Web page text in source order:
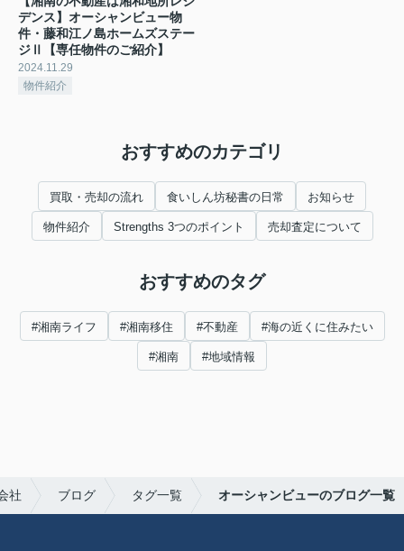
デンス】オーシャンビュー物
件・藤和江ノ島ホームズステー
ジⅡ【専任物件のご紹介】
2024.11.29
物件紹介
おすすめのカテゴリ
買取・売却の流れ 食いしん坊秘書の日常 お知らせ
物件紹介 Strengths 3つのポイント 売却査定について
おすすめのタグ
#湘南ライフ #湘南移住 #不動産 #海の近くに住みたい
#湘南 #地域情報
社 ブログ タグ一覧 オーシャンビューのブログ一覧